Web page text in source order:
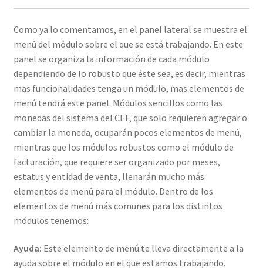
Como ya lo comentamos, en el panel lateral se muestra el
menú del módulo sobre el que se está trabajando. En este
panel se organiza la información de cada módulo
dependiendo de lo robusto que éste sea, es decir, mientras
mas funcionalidades tenga un módulo, mas elementos de
menú tendrá este panel. Módulos sencillos como las
monedas del sistema del CEF, que solo requieren agregar o
cambiar la moneda, ocuparán pocos elementos de menú,
mientras que los módulos robustos como el módulo de
facturación, que requiere ser organizado por meses,
estatus y entidad de venta, llenarán mucho más
elementos de menú para el módulo. Dentro de los
elementos de menú más comunes para los distintos
módulos tenemos:
Ayuda: Este elemento de menú te lleva directamente a la
ayuda sobre el módulo en el que estamos trabajando.